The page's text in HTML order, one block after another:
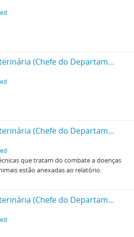
1933 - Veterinária (Chefe do Departamento)
1934 - Veterinária (Chefe do Departamento)
que tratam do combate a doenças
estão anexadas ao relatório.
1940 - Veterinária (Chefe do Departamento)